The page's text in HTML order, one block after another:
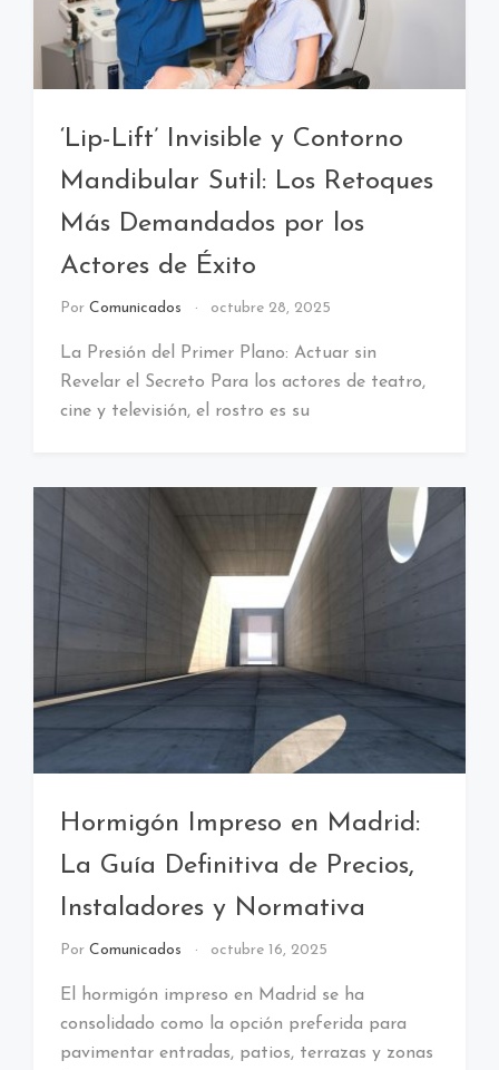
‘Lip-Lift’ Invisible y Contorno
Mandibular Sutil: Los Retoques
Más Demandados por los
Actores de Éxito
Por Comunicados octubre 28, 2025
La Presión del Primer Plano: Actuar sin
Revelar el Secreto Para los actores de teatro,
cine y televisión, el rostro es su
Hormigón Impreso en Madrid:
La Guía Definitiva de Precios,
Instaladores y Normativa
Por Comunicados octubre 16, 2025
El hormigón impreso en Madrid se ha
consolidado como la opción preferida para
pavimentar entradas, patios, terrazas y zonas